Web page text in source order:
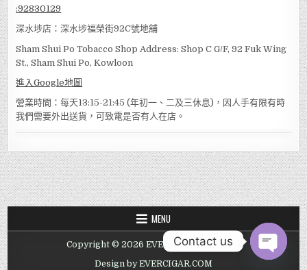
:92830129
深水埗店：深水埗福榮街92C號地舖
Sham Shui Po Tobacco Shop Address: Shop C G/F, 92 Fuk Wing
St., Sham Shui Po, Kowloon
進入Google地圖
營業時間：每天13:15-21:45 (年初一、二及三休息)，因人手有限有時
我們需要外出送貨，可致電是否有人在店。
MENU
Copyright © 2026 EVER TOBACCO SHOP
Design by EVERCIGAR.COM
Contact us
OPEN